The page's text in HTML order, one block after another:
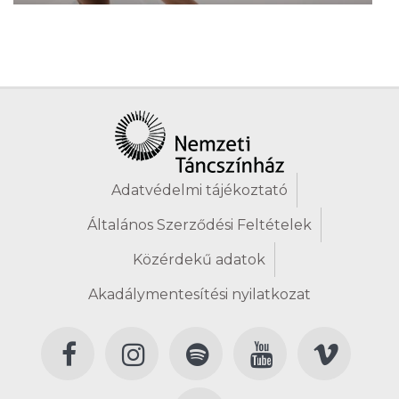
Adatvédelmi tájékoztató
Általános Szerződési Feltételek
Közérdekű adatok
Akadálymentesítési nyilatkozat